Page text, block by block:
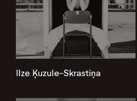
Ilze Ķuzule-Skrastiņa